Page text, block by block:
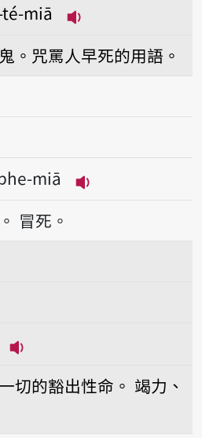
miā
。咒罵人早死的用語。
miā
播放音讀phue-
冒死。
切的豁出性命。 竭力、